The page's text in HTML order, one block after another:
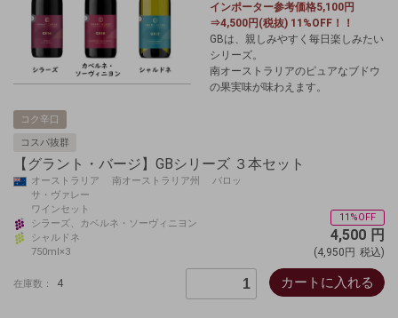
インポーター参考価格5,100円
⇒4,500円(税抜) 11%OFF！！
GBは、親しみやすく毎日楽しみたい
シリーズ。
南オーストラリアのピュアなブドウ
の果実味が味わえます。
コク辛口
コスパ抜群
【グラント・バージ】GBシリーズ ３本セット
オーストラリア 南オーストラリア州 バロッ
サ・ヴァレー
ワインセット
シラーズ、カベルネ・ソーヴィニヨン
シャルドネ
750ml×3
11%OFF
4,500 円
(4,950円 税込)
在庫数： 4 カートに入れる